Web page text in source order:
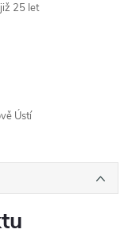
25 let
Ústí